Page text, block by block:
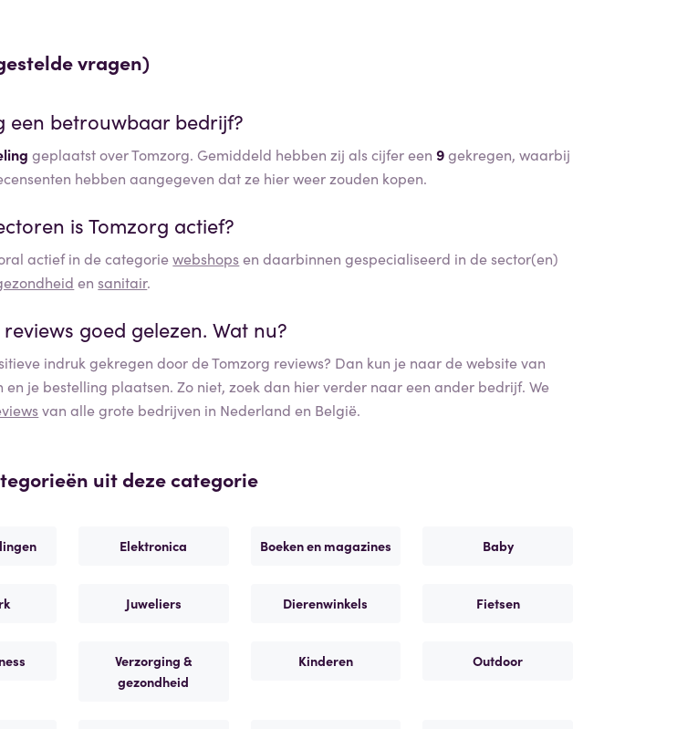
vragen)
een betrouwbaar bedrijf?
geplaatst over Tomzorg. Gemiddeld hebben zij als cijfer een9gekregen, waarbij
hebben aangegeven dat ze hier weer zouden kopen.
isTomzorg actief?
actief in de categoriewebshopsen daarbinnen gespecialiseerd in de sector(en)
en sanitair.
goed gelezen. Wat nu?
indruk gekregen door deTomzorg reviews? Dan kun je naar de website van
en je bestelling plaatsen. Zo niet, zoek dan hier verder naar een ander bedrijf. We
van alle grote bedrijven in Nederland en België.
uit deze categorie
Elektronica Boeken en magazines Baby
Juweliers Dierenwinkels Fietsen
Verzorging &
gezondheid
Kinderen Outdoor